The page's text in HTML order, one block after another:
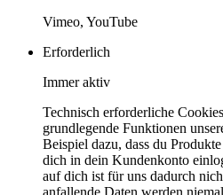
Vimeo, YouTube
Erforderlich
Immer aktiv
Technisch erforderliche
grundlegende Funktionen
Beispiel dazu, dass du
dich in dein Kundenkonto
auf dich ist für uns dadurch
anfallende Daten werden